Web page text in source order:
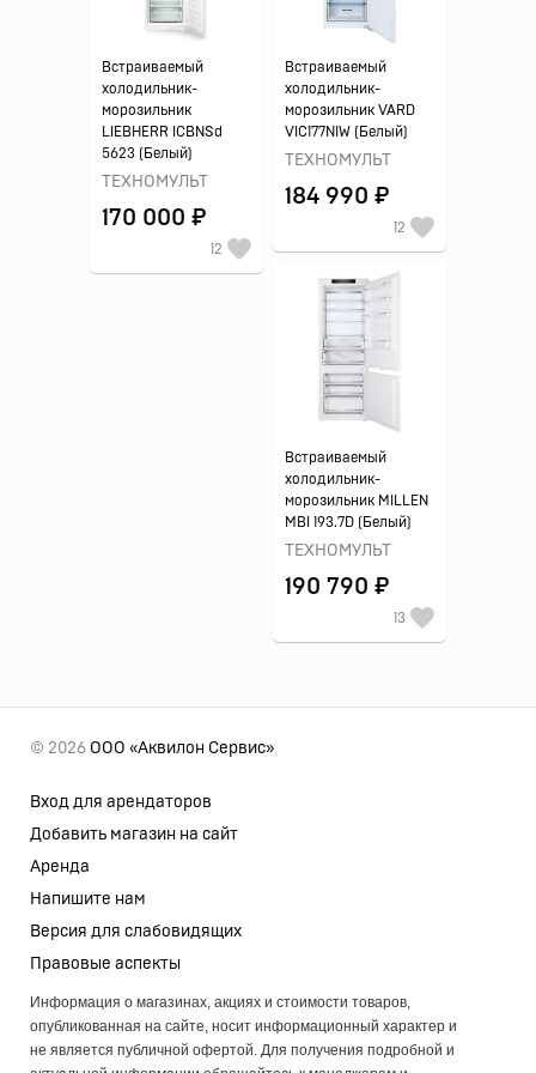
Встраиваемый
холодильник-
морозильник
LIEBHERR ICBNSd
5623 (Белый)
ТЕХНОМУЛЬТ
170 000 ₽
12
Встраиваемый
холодильник-
морозильник VARD
VIC177NIW (Белый)
ТЕХНОМУЛЬТ
184 990 ₽
12
Встраиваемый
холодильник-
морозильник MILLEN
MBI 193.7D (Белый)
ТЕХНОМУЛЬТ
190 790 ₽
13
© 2026 ООО «Аквилон Сервис»
Вход для арендаторов
Добавить магазин на сайт
Аренда
Напишите нам
Версия для слабовидящих
Правовые аспекты
Информация о магазинах, акциях и стоимости товаров,
опубликованная на сайте, носит информационный характер и
не является публичной офертой. Для получения подробной и